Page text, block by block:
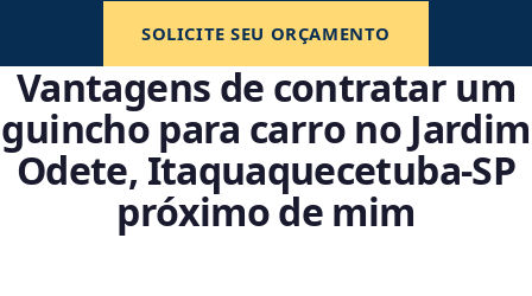
SOLICITE SEU ORÇAMENTO
Vantagens de contratar um
guincho para carro no Jardim
Odete, Itaquaquecetuba‑SP
próximo de mim